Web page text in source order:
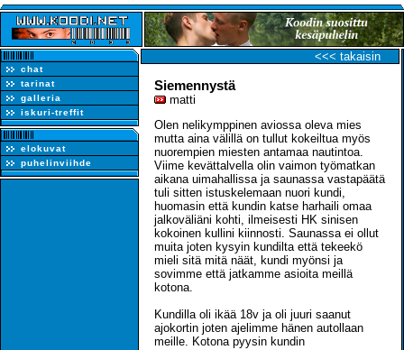
chat
tarinat
galleria
iskuri-treffit
elokuvat
puhelinviihde
<<< takaisin
Siemennystä
matti
Olen nelikymppinen aviossa oleva mies
mutta aina välillä on tullut kokeiltua myös
nuorempien miesten antamaa nautintoa.
Viime kevättalvella olin vaimon työmatkan
aikana uimahallissa ja saunassa vastapäätä
tuli sitten istuskelemaan nuori kundi,
huomasin että kundin katse harhaili omaa
jalkoväliäni kohti, ilmeisesti HK sinisen
kokoinen kullini kiinnosti. Saunassa ei ollut
muita joten kysyin kundilta että tekeekö
mieli sitä mitä näät, kundi myönsi ja
sovimme että jatkamme asioita meillä
kotona.
Kundilla oli ikää 18v ja oli juuri saanut
ajokortin joten ajelimme hänen autollaan
meille. Kotona pyysin kundin